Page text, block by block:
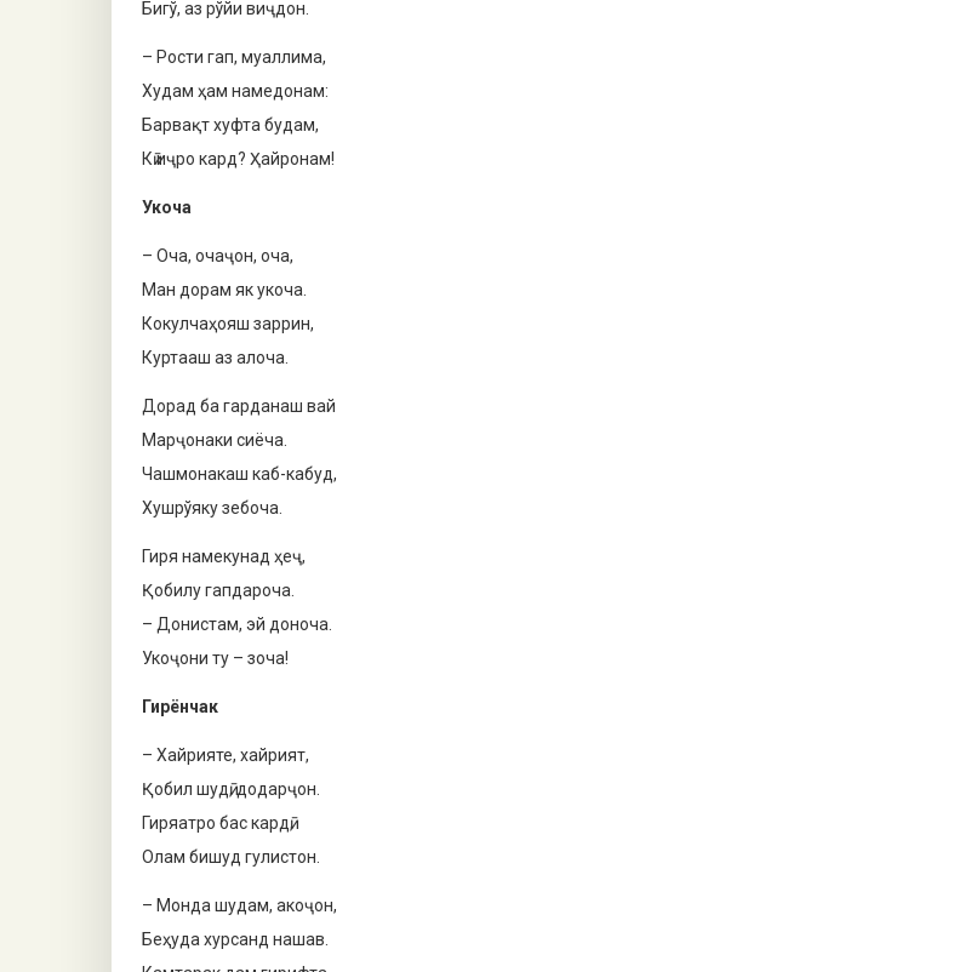
Бигў, аз рўйи виҷдон.
– Рости гап, муаллима,
Худам ҳам намедонам:
Барвақт хуфта будам,
Кӣ иҷро кард? Ҳайронам!
Укоча
– Оча, очаҷон, оча,
Ман дорам як укоча.
Кокулчаҳояш заррин,
Куртааш аз алоча.
Дорад ба гарданаш вай
Марҷонаки сиёча.
Чашмонакаш каб-кабуд,
Хушрўяку зебоча.
Гиря намекунад ҳеҷ,
Қобилу гапдароча.
– Донистам, эй доноча.
Укоҷони ту – зоча!
Гирёнчак
– Хайрияте, хайрият,
Қобил шудӣ, додарҷон.
Гиряатро бас кардӣ,
Олам бишуд гулистон.
– Монда шудам, акоҷон,
Беҳуда хурсанд нашав.